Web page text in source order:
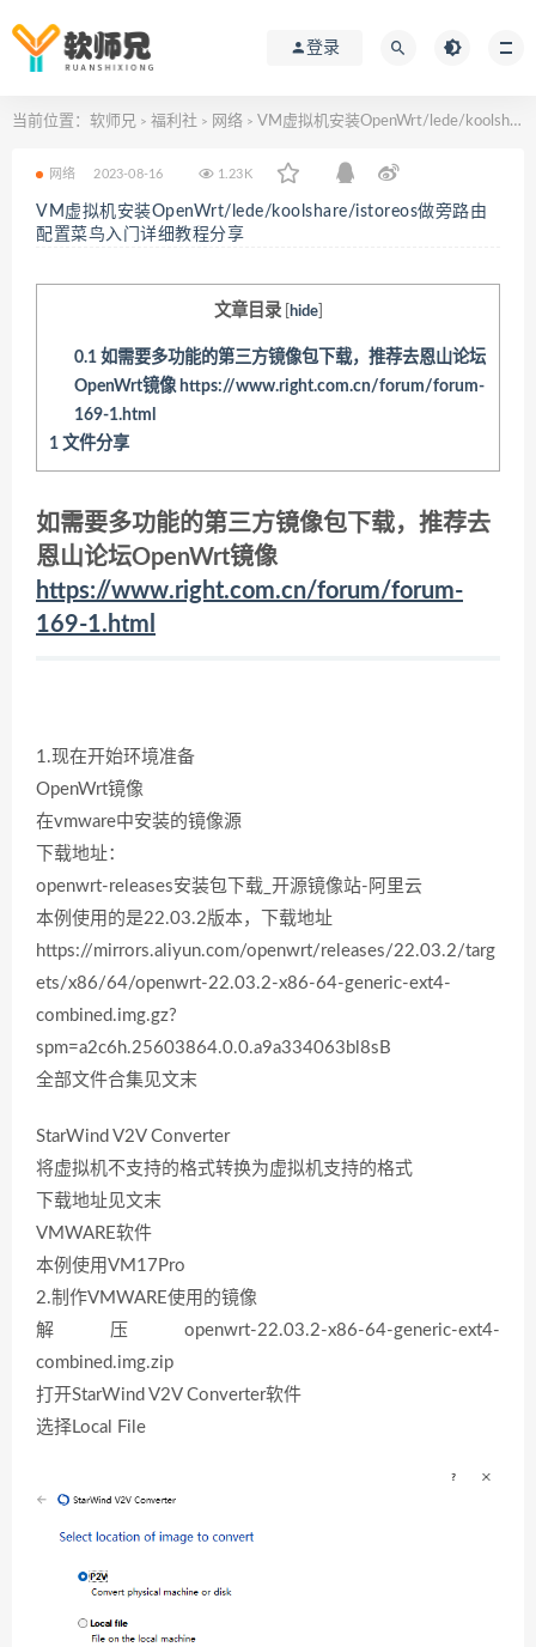
登录
当前位置： 软师兄 > 福利社 > 网络 > VM虚拟机安装OpenWrt/lede/koolshare/istoreos做旁路由配置菜鸟入门详细教程分享
网络 2023-08-16 1.23K
VM虚拟机安装OpenWrt/lede/koolshare/istoreos做旁路由
配置菜鸟入门详细教程分享
文章目录 hide]
0.1 如需要多功能的第三方镜像包下载，推荐去恩山论坛
OpenWrt镜像 https://www.right.com.cn/forum/forum-
169-1.html
1 文件分享
如需要多功能的第三方镜像包下载，推荐去
恩山论坛OpenWrt镜像
https://www.right.com.cn/forum/forum-
169-1.html
1.现在开始环境准备
OpenWrt镜像
在vmware中安装的镜像源
下载地址：
openwrt-releases安装包下载_开源镜像站-阿里云
本例使用的是22.03.2版本，下载地址
https://mirrors.aliyun.com/openwrt/releases/22.03.2/targ
ets/x86/64/openwrt-22.03.2-x86-64-generic-ext4-
combined.img.gz?
spm=a2c6h.25603864.0.0.a9a334063bl8sB
全部文件合集见文末
StarWind V2V Converter
将虚拟机不支持的格式转换为虚拟机支持的格式
下载地址见文末
VMWARE软件
本例使用VM17Pro
2.制作VMWARE使用的镜像
解压openwrt-22.03.2-x86-64-generic-ext4-
combined.img.zip
打开StarWind V2V Converter软件
选择Local File